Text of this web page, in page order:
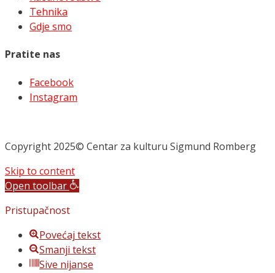
Tehnika
Gdje smo
Pratite nas
Facebook
Instagram
Copyright 2025© Centar za kulturu Sigmund Romberg
Skip to content
Open toolbar
Pristupačnost
Povećaj tekst
Smanji tekst
Sive nijanse